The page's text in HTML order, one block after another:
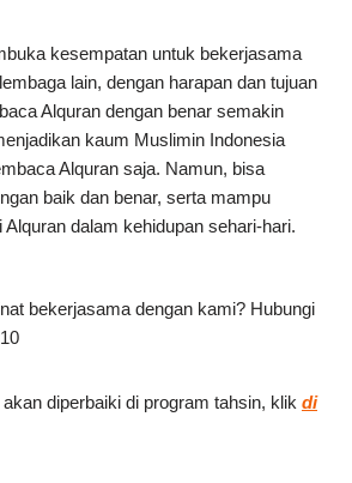
kesempatan untuk bekerjasama
lain, dengan harapan dan tujuan
Alquran dengan benar semakin
kaum Muslimin Indonesia
Alquran saja. Namun, bisa
baik dan benar, serta mampu
Alquran dalam kehidupan sehari-hari.
bekerjasama dengan kami? Hubungi
diperbaiki di program tahsin, klik di